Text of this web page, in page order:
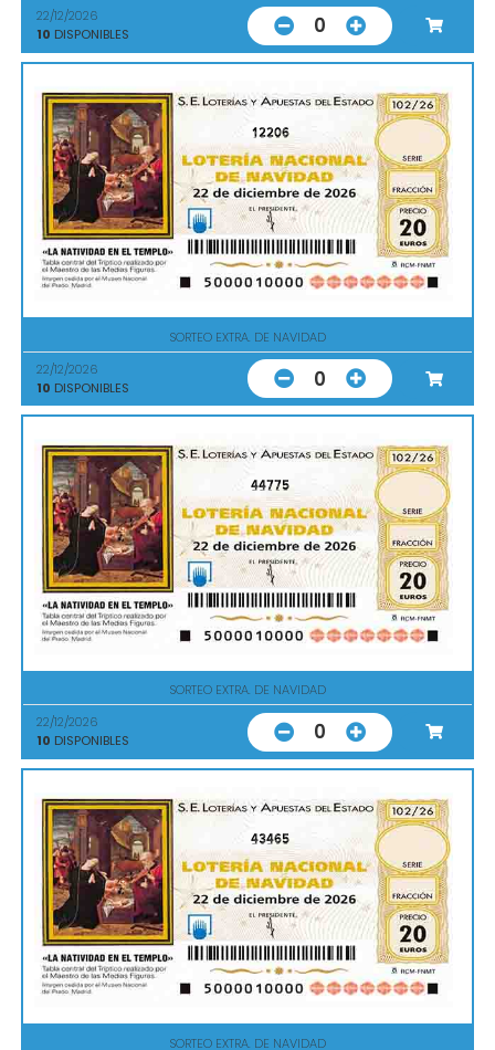
22/12/2026
10 DISPONIBLES 0
12206
SORTEO EXTRA. DE NAVIDAD
22/12/2026
10 DISPONIBLES 0
44775
SORTEO EXTRA. DE NAVIDAD
22/12/2026
10 DISPONIBLES 0
43465
SORTEO EXTRA. DE NAVIDAD